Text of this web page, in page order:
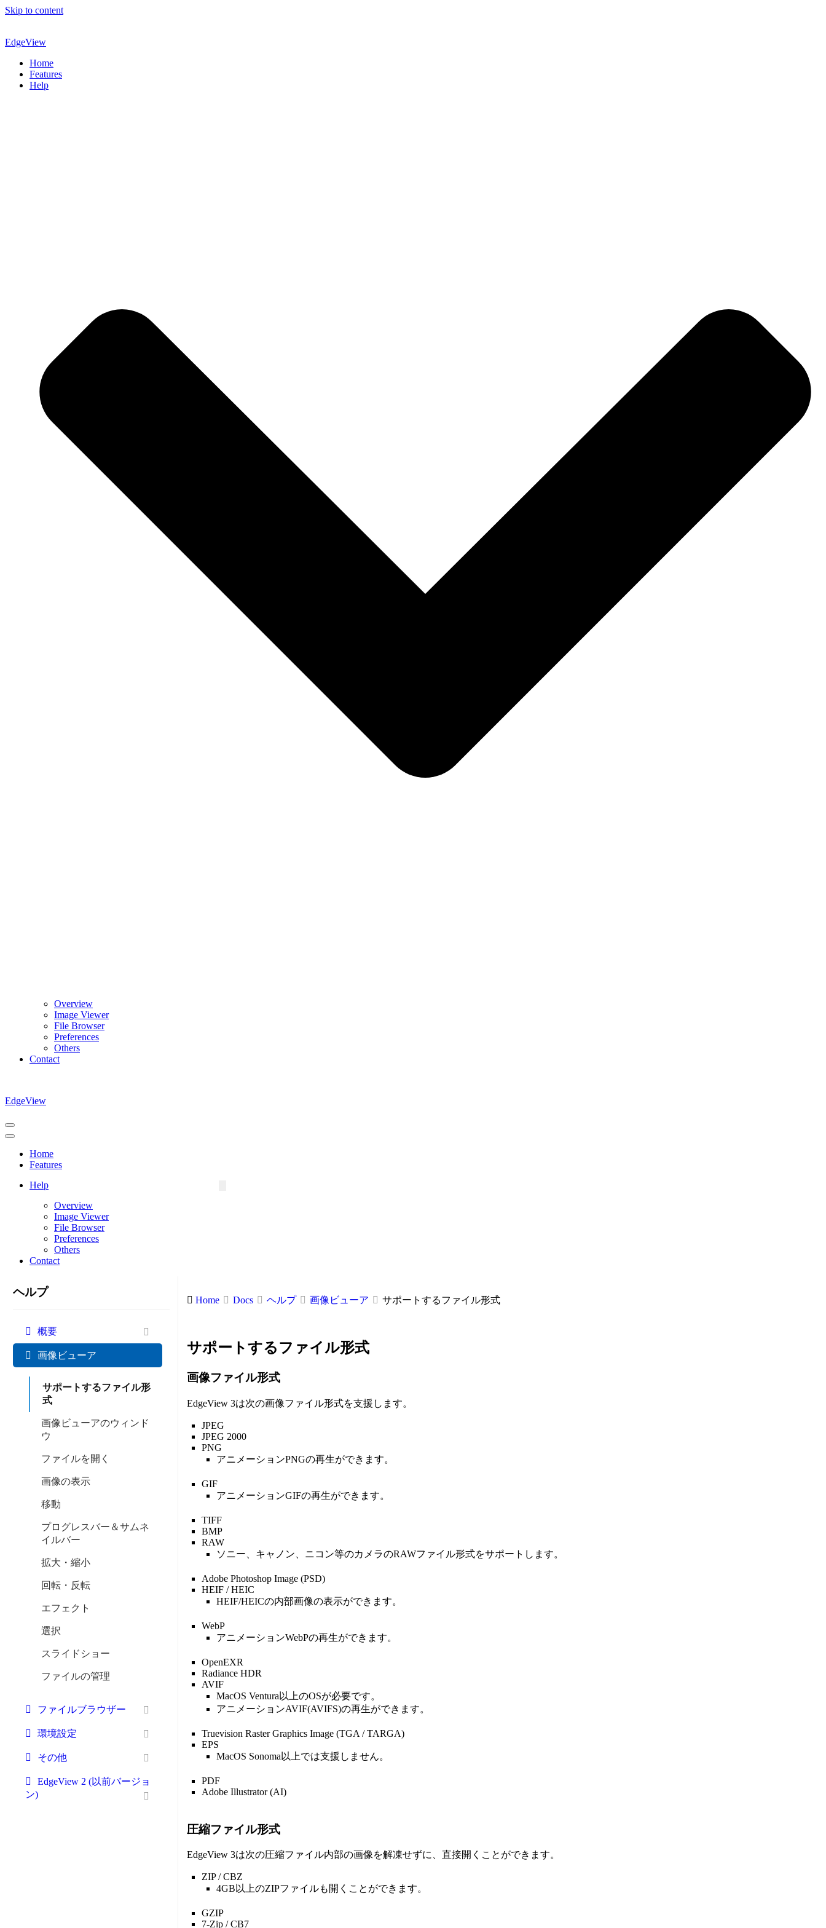
Skip to content
EdgeView
Home
Features
Help
Overview
Image Viewer
File Browser
Preferences
Others
Contact
EdgeView
Navigation
Menu
Navigation
Home
Features
Help
Overview
Image Viewer
File Browser
Preferences
Others
Contact
ヘルプ
概要
画像ビューア
サポートするファイル形
式
画像ビューアのウィンド
ウ
ファイルを開く
画像の表示
移動
プログレスバー＆サムネ
イルバー
拡大・縮小
回転・反転
エフェクト
選択
スライドショー
ファイルの管理
ファイルブラウザー
環境設定
その他
EdgeView 2 (以前バージョ
ン)
Home Docs ヘルプ 画像ビューア サポートするファイル形式
サポートするファイル形式
画像ファイル形式
EdgeView 3は次の画像ファイル形式を支援します。
JPEG
JPEG 2000
PNG
アニメーションPNGの再生ができます。
GIF
アニメーションGIFの再生ができます。
TIFF
BMP
RAW
ソニー、キャノン、ニコン等のカメラのRAWファイル形式をサポートします。
Adobe Photoshop Image (PSD)
HEIF / HEIC
HEIF/HEICの内部画像の表示ができます。
WebP
アニメーションWebPの再生ができます。
OpenEXR
Radiance HDR
AVIF
MacOS Ventura以上のOSが必要です。
アニメーションAVIF(AVIFS)の再生ができます。
Truevision Raster Graphics Image (TGA / TARGA)
EPS
MacOS Sonoma以上では支援しません。
PDF
Adobe Illustrator (AI)
圧縮ファイル形式
EdgeView 3は次の圧縮ファイル内部の画像を解凍せずに、直接開くことができます。
ZIP / CBZ
4GB以上のZIPファイルも開くことができます。
GZIP
7-Zip / CB7